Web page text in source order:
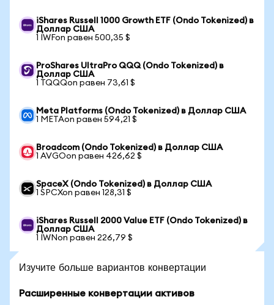
iShares Russell 1000 Growth ETF (Ondo Tokenized) в
Доллар США
1 IWFon равен 500,35 $
ProShares UltraPro QQQ (Ondo Tokenized) в
Доллар США
1 TQQQon равен 73,61 $
Meta Platforms (Ondo Tokenized) в Доллар США
1 METAon равен 594,21 $
Broadcom (Ondo Tokenized) в Доллар США
1 AVGOon равен 426,62 $
SpaceX (Ondo Tokenized) в Доллар США
1 SPCXon равен 128,31 $
iShares Russell 2000 Value ETF (Ondo Tokenized) в
Доллар США
1 IWNon равен 226,79 $
Изучите больше вариантов конвертации
Расширенные конвертации активов